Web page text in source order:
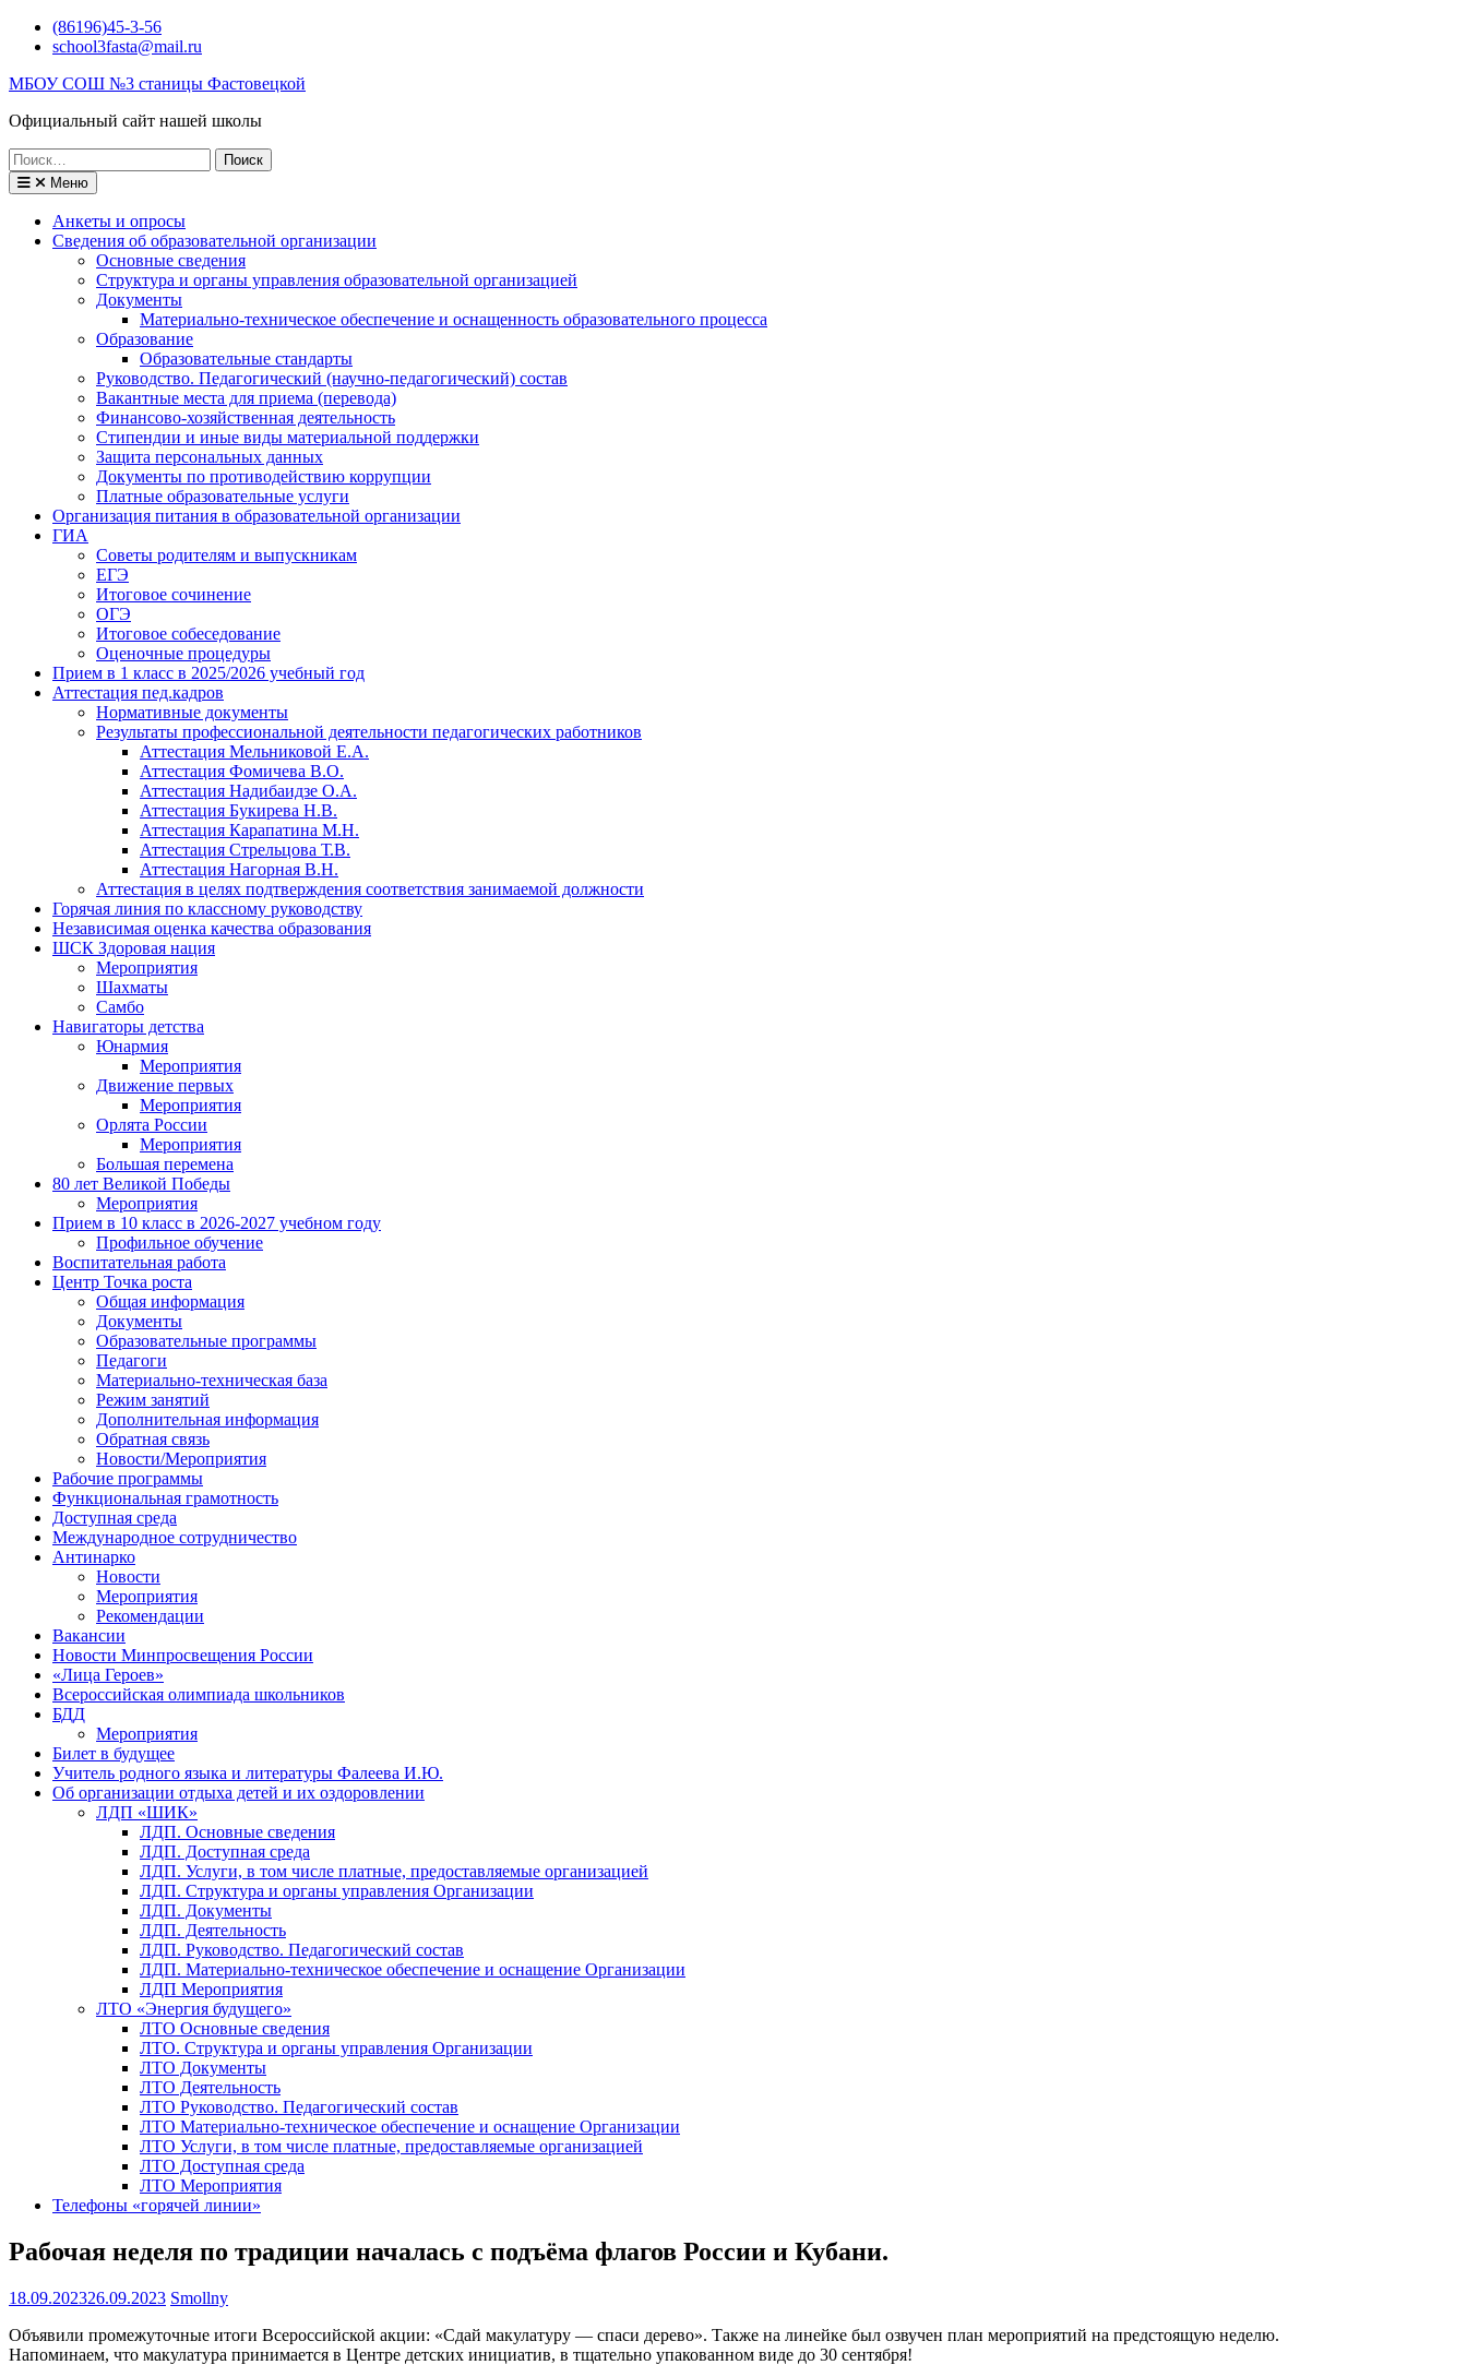
Перейти(86196)45-3-56
school3fasta@mail.ru
МБОУ СОШ №3 станицы Фастовецкой
Официальный сайт нашей школы
Поиск
по:
Меню
Анкеты и опросы
Сведения об образовательной организации
Основные сведения
Структура и органы управления образовательной организацией
Документы
Материально-техническое обеспечение и оснащенность образовательного процесса
Образование
Образовательные стандарты
Руководство. Педагогический (научно-педагогический) состав
Вакантные места для приема (перевода)
Финансово-хозяйственная деятельность
Стипендии и иные виды материальной поддержки
Защита персональных данных
Документы по противодействию коррупции
Платные образовательные услуги
Организация питания в образовательной организации
ГИА
Советы родителям и выпускникам
ЕГЭ
Итоговое сочинение
ОГЭ
Итоговое собеседование
Оценочные процедуры
Прием в 1 класс в 2025/2026 учебный год
Аттестация пед.кадров
Нормативные документы
Результаты профессиональной деятельности педагогических работников
Аттестация Мельниковой Е.А.
Аттестация Фомичева В.О.
Аттестация Надибаидзе О.А.
Аттестация Букирева Н.В.
Аттестация Карапатина М.Н.
Аттестация Стрельцова Т.В.
Аттестация Нагорная В.Н.
Аттестация в целях подтверждения соответствия занимаемой должности
Горячая линия по классному руководству
Независимая оценка качества образования
ШСК Здоровая нация
Мероприятия
Шахматы
Самбо
Навигаторы детства
Юнармия
Мероприятия
Движение первых
Мероприятия
Орлята России
Мероприятия
Большая перемена
80 лет Великой Победы
Мероприятия
Прием в 10 класс в 2026-2027 учебном году
Профильное обучение
Воспитательная работа
Центр Точка роста
Общая информация
Документы
Образовательные программы
Педагоги
Материально-техническая база
Режим занятий
Дополнительная информация
Обратная связь
Новости/Мероприятия
Рабочие программы
Функциональная грамотность
Доступная среда
Международное сотрудничество
Антинарко
Новости
Мероприятия
Рекомендации
Вакансии
Новости Минпросвещения России
«Лица Героев»
Всероссийская олимпиада школьников
БДД
Мероприятия
Билет в будущее
Учитель родного языка и литературы Фалеева И.Ю.
Об организации отдыха детей и их оздоровлении
ЛДП «ШИК»
ЛДП. Основные сведения
ЛДП. Доступная среда
ЛДП. Услуги, в том числе платные, предоставляемые организацией
ЛДП. Структура и органы управления Организации
ЛДП. Документы
ЛДП. Деятельность
ЛДП. Руководство. Педагогический состав
ЛДП. Материально-техническое обеспечение и оснащение Организации
ЛДП Мероприятия
ЛТО «Энергия будущего»
ЛТО Основные сведения
ЛТО. Структура и органы управления Организации
ЛТО Документы
ЛТО Деятельность
ЛТО Руководство. Педагогический состав
ЛТО Материально-техническое обеспечение и оснащение Организации
ЛТО Услуги, в том числе платные, предоставляемые организацией
ЛТО Доступная среда
ЛТО Мероприятия
Телефоны «горячей линии»
Рабочая неделя по традиции началась с подъёма флагов России и Кубани.
18.09.202326.09.2023 Smollny
Объявили промежуточные итоги Всероссийской акции: «Сдай макулатуру — спаси дерево». Также на линейке был озвучен план мероприятий на предстоящую неделю.
Напоминаем, что макулатура принимается в Центре детских инициатив, в тщательно упакованном виде до 30 сентября!